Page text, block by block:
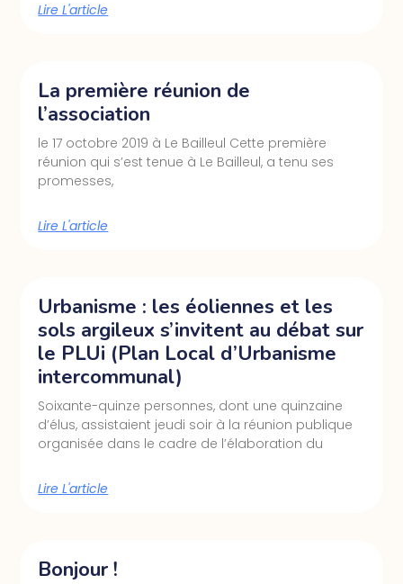
Lire L'article
La première réunion de
l’association
le 17 octobre 2019 à Le Bailleul Cette première
réunion qui s’est tenue à Le Bailleul, a tenu ses
promesses,
Lire L'article
Urbanisme : les éoliennes et les
sols argileux s’invitent au débat sur
le PLUi (Plan Local d’Urbanisme
intercommunal)
Soixante-quinze personnes, dont une quinzaine
d’élus, assistaient jeudi soir à la réunion publique
organisée dans le cadre de l’élaboration du
Lire L'article
Bonjour !